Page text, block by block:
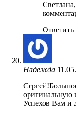
Ответить
Надежда
оригинальную
Успехов Вам и